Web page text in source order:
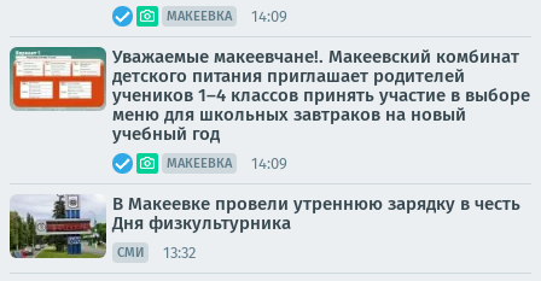
МАКЕЕВКА 14:09
Уважаемые макеевчане!. Макеевский комбинат
детского питания приглашает родителей
учеников 1–4 классов принять участие в выборе
меню для школьных завтраков на новый
учебный год
МАКЕЕВКА 14:09
В Макеевке провели утреннюю зарядку в честь
Дня физкультурника
СМИ 13:32